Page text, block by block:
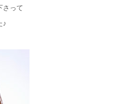
さって
♪